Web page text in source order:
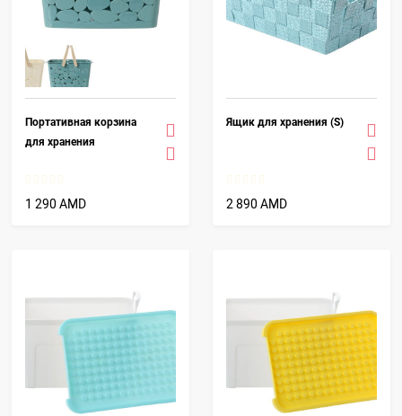
Портативная корзина
для хранения
1 290 AMD
Ящик для хранения (S)
2 890 AMD